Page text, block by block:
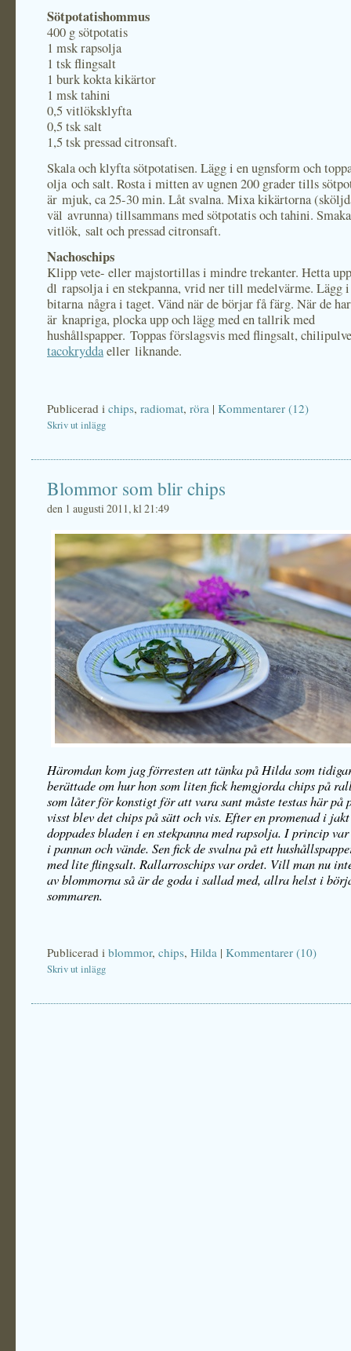
Sötpotatishommus
400 g sötpotatis
1 msk rapsolja
1 tsk flingsalt
1 burk kokta kikärtor
1 msk tahini
0,5 vitlöksklyfta
0,5 tsk salt
1,5 tsk pressad citronsaft.
Skala och klyfta sötpotatisen. Lägg i en ugnsform och
olja och salt. Rosta i mitten av ugnen 200 grader tills
är mjuk, ca 25-30 min. Låt svalna. Mixa kikärtorna
väl avrunna) tillsammans med sötpotatis och tahini.
vitlök, salt och pressad citronsaft.
Nachoschips
Klipp vete- eller majstortillas i mindre trekanter. Hetta
dl rapsolja i en stekpanna, vrid ner till medelvärme. Lägg i
bitarna några i taget. Vänd när de börjar få färg. När de
är knapriga, plocka upp och lägg med en tallrik med
hushållspapper. Toppas förslagsvis med flingsalt,
tacokryddaeller liknande.
Publicerad i chips, radiomat, röra | Kommentarer (12)
Skriv ut inlägg
Blommor som blir chips
den 1 augusti 2011, kl 21:49
Häromdan kom jag förresten att tänka på Hilda som
berättade om hur hon som liten fick hemgjorda chips på
som låter för konstigt för att vara sant måste testas här på
visst blev det chips på sätt och vis. Efter en promenad i
doppades bladen i en stekpanna med rapsolja. I princip
i pannan och vände. Sen fick de svalna på ett
med lite flingsalt. Rallarroschips var ordet. Vill man nu
av blommorna så är de goda i sallad med, allra helst i
sommaren.
Publicerad i blommor, chips, Hilda | Kommentarer (10)
Skriv ut inlägg